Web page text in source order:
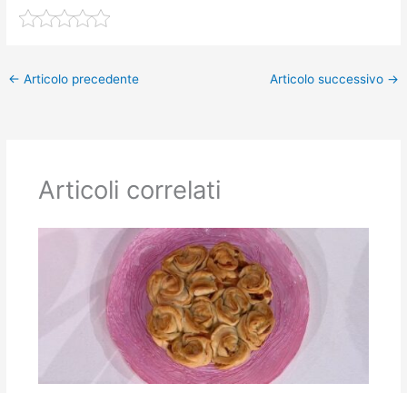
← Articolo precedente Articolo successivo →
Articoli correlati